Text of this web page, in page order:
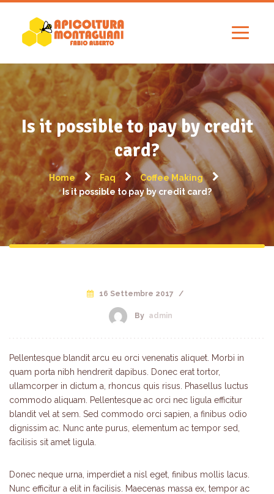
Is it possible to pay by credit
card?
Home Faq
Coffee Making
Is it possible to pay by credit card?
16 Settembre 2017 /
By admin
Pellentesque blandit arcu eu orci venenatis aliquet. Morbi in
quam porta nibh hendrerit dapibus. Donec erat tortor,
ullamcorper in dictum a, rhoncus quis risus. Phasellus luctus
commodo aliquam. Pellentesque ac orci nec ligula efficitur
blandit vel at sem. Sed commodo orci sapien, a finibus odio
dignissim ac. Nunc ante purus, elementum ac tempor sed,
facilisis sit amet ligula.
Donec neque urna, imperdiet a nisl eget, finibus mollis lacus.
Nunc efficitur a elit in facilisis. Maecenas massa ex, tempor ac